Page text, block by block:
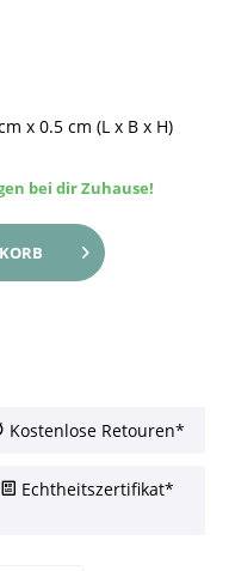
x 0.5 cm (L x B x H)
bei dir Zuhause!
Kostenlose Retouren*
Echtheitszertifikat*